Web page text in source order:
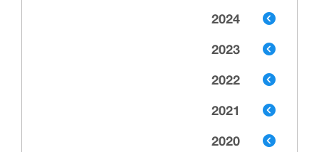
2024
2023
2022
2021
2020